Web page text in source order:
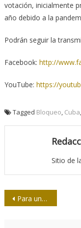
votación, inicialmente
año debido a la
Podrán seguir la
Facebook: http://
YouTube: https://
Tagged Bloqueo, Cuba,
Sitio de
Navegación
Para una universidad en defensa de la humanidad